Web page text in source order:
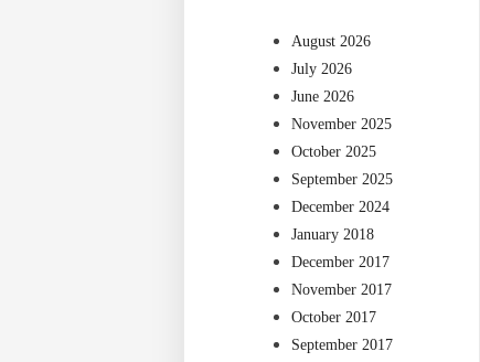
August 2026
July 2026
June 2026
November 2025
October 2025
September 2025
December 2024
January 2018
December 2017
November 2017
October 2017
September 2017